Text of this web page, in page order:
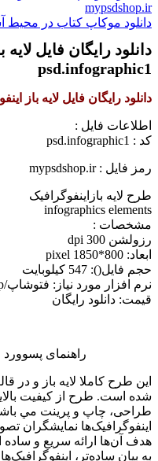
دانلود موکاپ کتاب در محیط
دانلود رایگان فایل لایه
psd.infographic1
دانلود رایگان فایل لایه باز
اطلاعات فايل :
کد : psd.infographic1
رمز فایل : mypsdshop.ir
طرح لايه بازاینفوگرافیک
infographics elements
مشخصات :
رزولشن 300 dpi
ابعاد: pixel 1850*800
حجم فايل(): 547 کیلوبایت
نرم افزار مورد نياز: فتوشاپ/photoshop
قیمت: دانلود رایگان
راهنمای پسوورد
شده است. طرح از کيفيت
طراحی، چاپ و پرينت مي
اینفوگرافیک‌ها نمایشگران
هدف آن‌ها ارائه سریع و
به بیان ساده‌تر،